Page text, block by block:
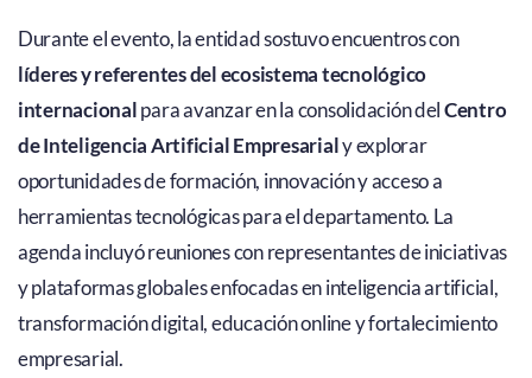
Durante el evento, la entidad sostuvo encuentros con
líderes y referentes del ecosistema tecnológico
internacionalpara avanzar en la consolidación delCentro
de Inteligencia Artificial Empresarialy explorar
oportunidades de formación, innovación y acceso a
herramientas tecnológicas para el departamento. La
agenda incluyó reuniones con representantes de iniciativas
y plataformas globales enfocadas en inteligencia artificial,
transformación digital, educación online y fortalecimiento
empresarial.